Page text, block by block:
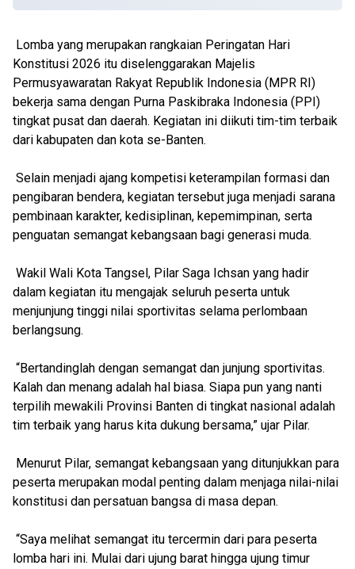
Lomba yang merupakan rangkaian Peringatan Hari
Konstitusi 2026 itu diselenggarakan Majelis
Permusyawaratan Rakyat Republik Indonesia (MPR RI)
bekerja sama dengan Purna Paskibraka Indonesia (PPI)
tingkat pusat dan daerah. Kegiatan ini diikuti tim-tim terbaik
dari kabupaten dan kota se-Banten.
Selain menjadi ajang kompetisi keterampilan formasi dan
pengibaran bendera, kegiatan tersebut juga menjadi sarana
pembinaan karakter, kedisiplinan, kepemimpinan, serta
penguatan semangat kebangsaan bagi generasi muda.
Wakil Wali Kota Tangsel, Pilar Saga Ichsan yang hadir
dalam kegiatan itu mengajak seluruh peserta untuk
menjunjung tinggi nilai sportivitas selama perlombaan
berlangsung.
“Bertandinglah dengan semangat dan junjung sportivitas.
Kalah dan menang adalah hal biasa. Siapa pun yang nanti
terpilih mewakili Provinsi Banten di tingkat nasional adalah
tim terbaik yang harus kita dukung bersama,” ujar Pilar.
Menurut Pilar, semangat kebangsaan yang ditunjukkan para
peserta merupakan modal penting dalam menjaga nilai-nilai
konstitusi dan persatuan bangsa di masa depan.
“Saya melihat semangat itu tercermin dari para peserta
lomba hari ini. Mulai dari ujung barat hingga ujung timur